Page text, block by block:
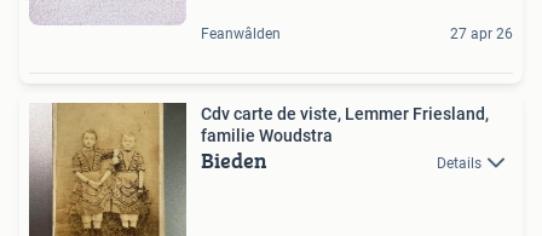
Feanwâlden 27 apr 26
Cdv carte de viste, Lemmer Friesland,
familie Woudstra
Bieden Details